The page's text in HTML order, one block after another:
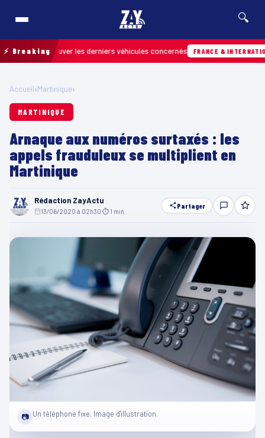
🔍
⚡ Breaking
retrouver les derniers véhicules concernés FRANCE & INTERNATIONALE
Accueil›Martinique›
MARTINIQUE
Arnaque aux numéros surtaxés : les
appels frauduleux se multiplient en
Martinique
Rédaction ZayActu
13/06/2020 à 02h30 ⏱ 1 min
Partager
📷 Un téléphone fixe. Image d'illustration.